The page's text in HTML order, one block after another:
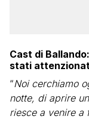
Cast di
stati
“Noi cerchiamo
notte, di aprire
riesce a venire a